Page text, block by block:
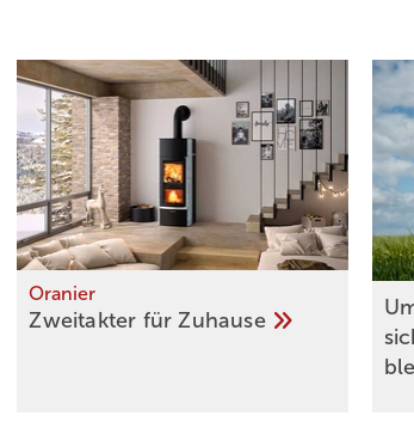
Oranier
Zweitakter fürZuhause